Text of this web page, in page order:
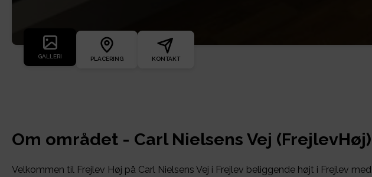
GALLERI PLACERING KONTAKT
Om området - Carl Nielsens Vej (FrejlevHøj)
Velkommen til Frejlev Høj på Carl Nielsens Vej i Frejlev beliggende højt i Frejlev med